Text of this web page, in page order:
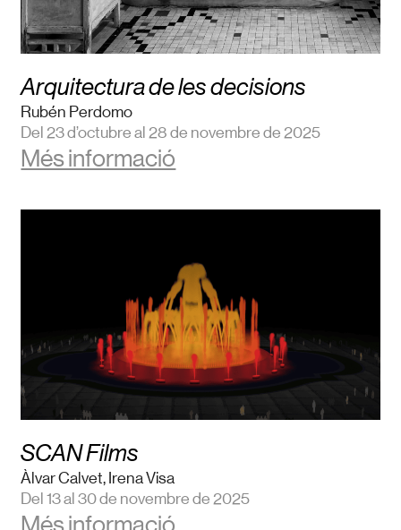
Arquitectura de les decisions
Rubén Perdomo
Del 23 d’octubre al 28 de novembre de 2025
Més informació
SCAN Films
Àlvar Calvet, Irena Visa
Del 13 al 30 de novembre de 2025